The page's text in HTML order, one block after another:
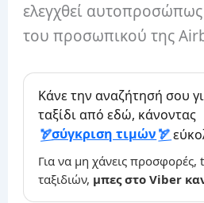
ελεγχθεί
του προσωπικού της
Κάνε την αναζήτησή σου
ταξίδι από εδώ, κάνοντας
σύγκριση τιμών
Για να μη χάνεις προσφορές,
ταξιδιών, μπες στο Viber